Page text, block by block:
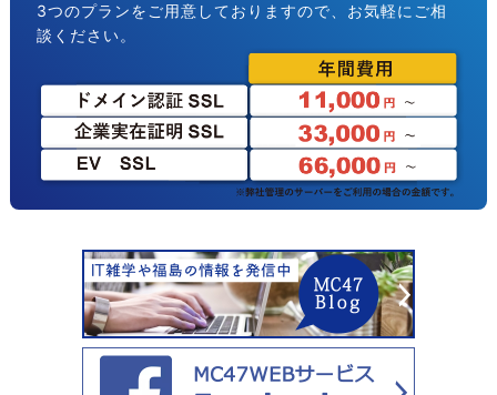
3つのプランをご用意しておりますので、お気軽にご相
談ください。